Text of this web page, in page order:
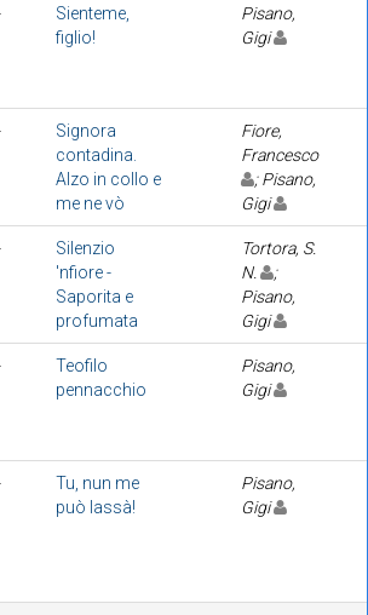
Sienteme,
figlio!
Pisano,
Gigi
Signora
contadina.
Alzo in collo e
me ne vò
Fiore,
Francesco
; Pisano,
Gigi
Silenzio
'nfiore -
Saporita e
profumata
Tortora, S.
N.
;
Pisano,
Gigi
Teofilo
pennacchio
Pisano,
Gigi
Tu, nun me
può lassà!
Pisano,
Gigi